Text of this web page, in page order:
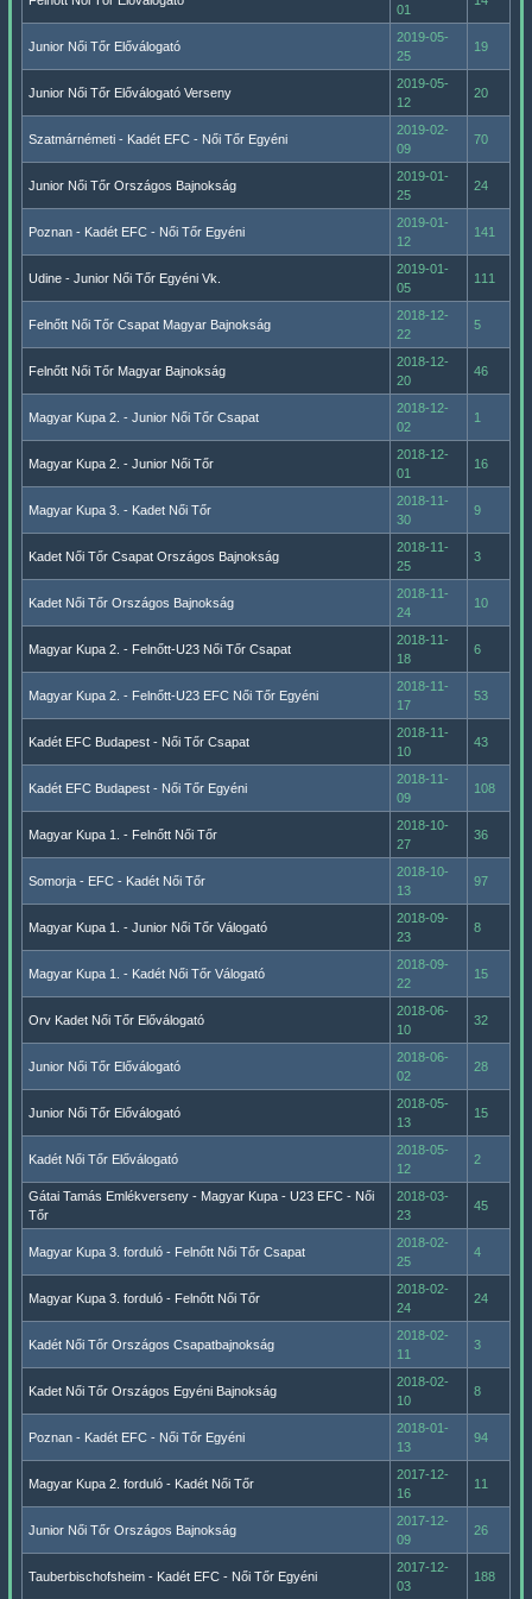
01
Junior Női Tőr Előválogató
2019-05-
25
19
Junior Női Tőr Előválogató Verseny
2019-05-
12
20
Szatmárnémeti - Kadét EFC - Női Tőr Egyéni
2019-02-
09
70
Junior Női Tőr Országos Bajnokság
2019-01-
25
24
Poznan - Kadét EFC - Női Tőr Egyéni
2019-01-
12
141
Udine - Junior Női Tőr Egyéni Vk.
2019-01-
05
111
Felnőtt Női Tőr Csapat Magyar Bajnokság
2018-12-
22
5
Felnőtt Női Tőr Magyar Bajnokság
2018-12-
20
46
Magyar Kupa 2. - Junior Női Tőr Csapat
2018-12-
02
1
Magyar Kupa 2. - Junior Női Tőr
2018-12-
01
16
Magyar Kupa 3. - Kadet Női Tőr
2018-11-
30
9
Kadet Női Tőr Csapat Országos Bajnokság
2018-11-
25
3
Kadet Női Tőr Országos Bajnokság
2018-11-
24
10
Magyar Kupa 2. - Felnőtt-U23 Női Tőr Csapat
2018-11-
18
6
Magyar Kupa 2. - Felnőtt-U23 EFC Női Tőr Egyéni
2018-11-
17
53
Kadét EFC Budapest - Női Tőr Csapat
2018-11-
10
43
Kadét EFC Budapest - Női Tőr Egyéni
2018-11-
09
108
Magyar Kupa 1. - Felnőtt Női Tőr
2018-10-
27
36
Somorja - EFC - Kadét Női Tőr
2018-10-
13
97
Magyar Kupa 1. - Junior Női Tőr Válogató
2018-09-
23
8
Magyar Kupa 1. - Kadét Női Tőr Válogató
2018-09-
22
15
Orv Kadet Női Tőr Előválogató
2018-06-
10
32
Junior Női Tőr Előválogató
2018-06-
02
28
Junior Női Tőr Előválogató
2018-05-
13
15
Kadét Női Tőr Előválogató
2018-05-
12
2
Gátai Tamás Emlékverseny - Magyar Kupa - U23 EFC - Női
Tőr
2018-03-
23
45
Magyar Kupa 3. forduló - Felnőtt Női Tőr Csapat
2018-02-
25
4
Magyar Kupa 3. forduló - Felnőtt Női Tőr
2018-02-
24
24
Kadét Női Tőr Országos Csapatbajnokság
2018-02-
11
3
Kadet Női Tőr Országos Egyéni Bajnokság
2018-02-
10
8
Poznan - Kadét EFC - Női Tőr Egyéni
2018-01-
13
94
Magyar Kupa 2. forduló - Kadét Női Tőr
2017-12-
16
11
Junior Női Tőr Országos Bajnokság
2017-12-
09
26
Tauberbischofsheim - Kadét EFC - Női Tőr Egyéni
2017-12-
03
188